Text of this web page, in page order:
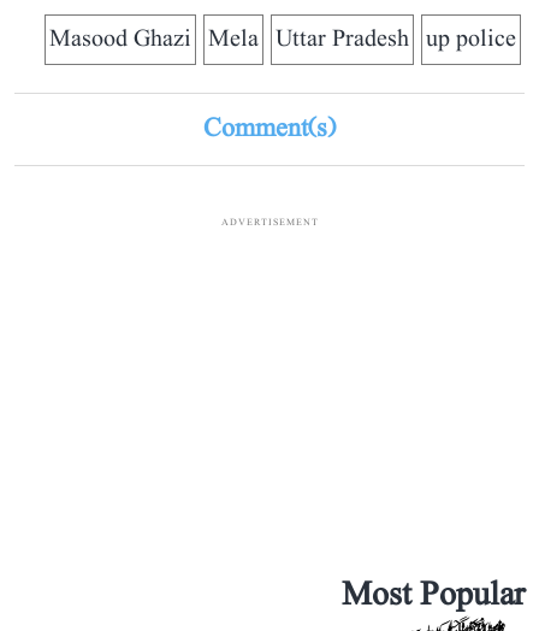
up police
Uttar Pradesh
Mela
Masood Ghazi
Comment(s)
ADVERTISEMENT
Most Popular